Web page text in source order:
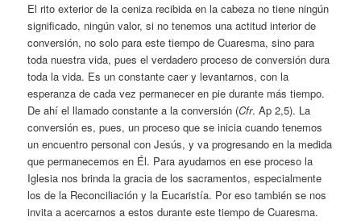
El rito exterior de la ceniza recibida en la cabeza no tiene ningún
significado, ningún valor, si no tenemos una actitud interior de
conversión, no solo para este tiempo de Cuaresma, sino para
toda nuestra vida, pues el verdadero proceso de conversión dura
toda la vida. Es un constante caer y levantarnos, con la
esperanza de cada vez permanecer en pie durante más tiempo.
De ahí el llamado constante a la conversión (Cfr. Ap 2,5). La
conversión es, pues, un proceso que se inicia cuando tenemos
un encuentro personal con Jesús, y va progresando en la medida
que permanecemos en Él. Para ayudarnos en ese proceso la
Iglesia nos brinda la gracia de los sacramentos, especialmente
los de la Reconciliación y la Eucaristía. Por eso también se nos
invita a acercarnos a estos durante este tiempo de Cuaresma.